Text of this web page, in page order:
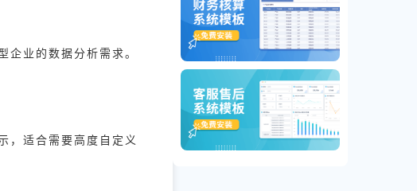
业的数据分析需求。
，适合需要高度自定义